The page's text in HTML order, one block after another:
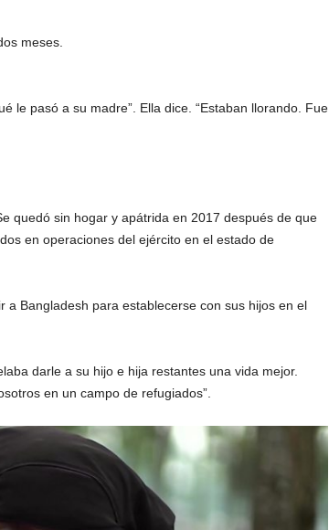
meses.
le pasó a su madre”. Ella dice. “Estaban llorando. Fue
quedó sin hogar y apátrida en 2017 después de que
en operaciones del ejército en el estado de
a Bangladesh para establecerse con sus hijos en el
darle a su hijo e hija restantes una vida mejor.
en un campo de refugiados”.